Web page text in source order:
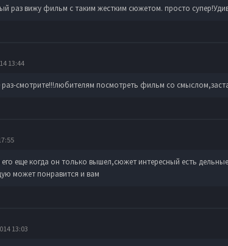
раз вижу фильм с таким жестким сюжетом. просто
13:44
раз-смотрите!!!любителям посмотреть фильм со
еще когда он только вышел,сюжет интересный есть
может понравится и вам
13:03